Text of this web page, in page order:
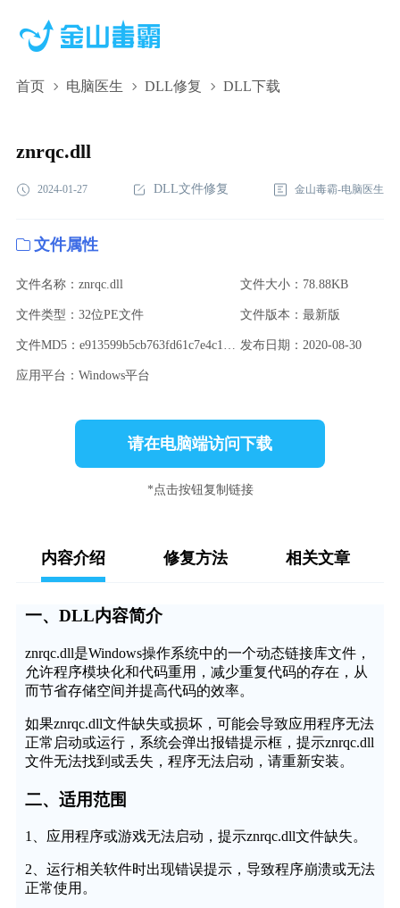
首页 电脑医生 DLL修复 DLL下载
znrqc.dll,znrqc.dll下载,znrqc.dll修复
znrqc.dll
2024-01-27 DLL文件修复 金山毒霸-电脑医生
文件属性
文件名称：znrqc.dll 文件大小：78.88KB
文件类型：32位PE文件 文件版本：最新版
文件MD5：e913599b5cb763fd61c7e4c1e98c5adf 发布日期：2020-08-30
应用平台：Windows平台
请在电脑端访问下载
*点击按钮复制链接
内容介绍 修复方法 相关文章
一、DLL内容简介
znrqc.dll是Windows操作系统中的一个动态链接库文件，
允许程序模块化和代码重用，减少重复代码的存在，从
而节省存储空间并提高代码的效率。
如果znrqc.dll文件缺失或损坏，可能会导致应用程序无法
正常启动或运行，系统会弹出报错提示框，提示znrqc.dll
文件无法找到或丢失，程序无法启动，请重新安装。
二、适用范围
1、应用程序或游戏无法启动，提示znrqc.dll文件缺失。
2、运行相关软件时出现错误提示，导致程序崩溃或无法
正常使用。